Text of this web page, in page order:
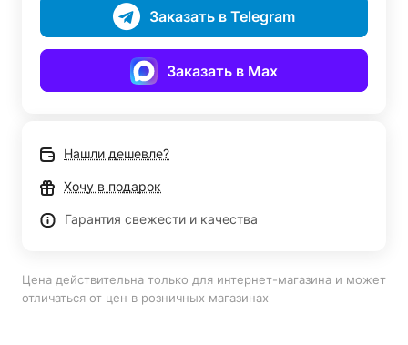
Заказать в Telegram
Заказать в Max
Нашли дешевле?
Хочу в подарок
Гарантия свежести и качества
Цена действительна только для интернет-магазина и может
отличаться от цен в розничных магазинах